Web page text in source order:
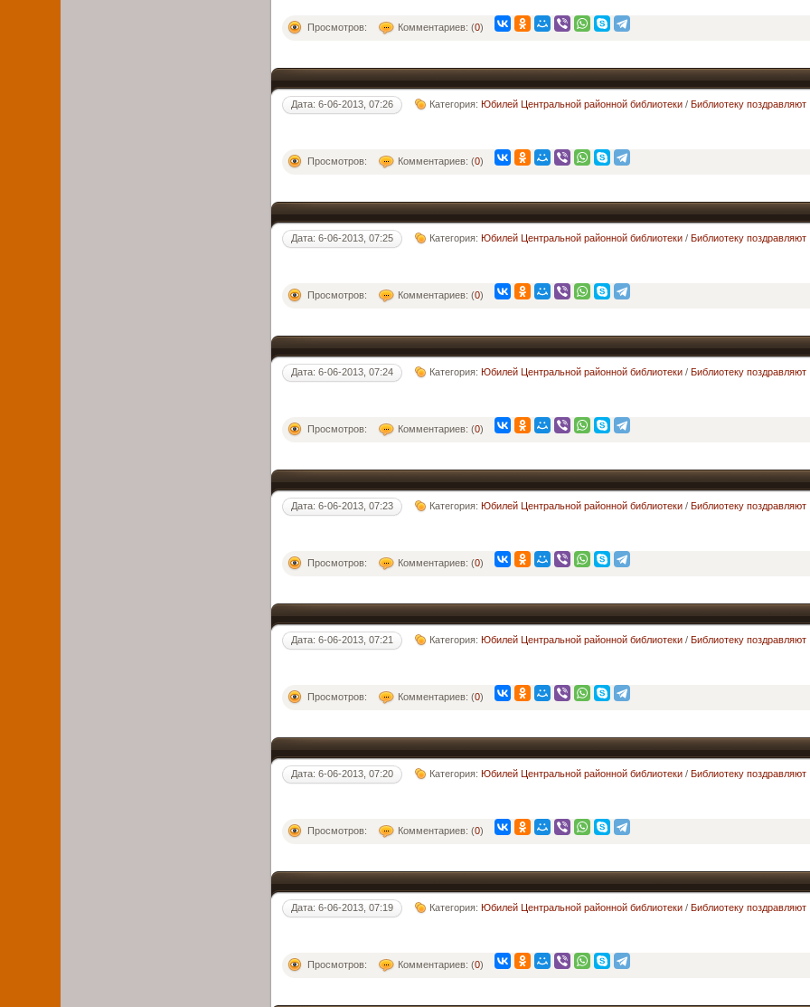
Просмотров: Комментариев: (0)
Дата: 6-06-2013, 07:26 Категория:Юбилей Центральной районной библиотеки /Библиотеку поздравляют
Просмотров: Комментариев: (0)
Дата: 6-06-2013, 07:25 Категория:Юбилей Центральной районной библиотеки /Библиотеку поздравляют
Просмотров: Комментариев: (0)
Дата: 6-06-2013, 07:24 Категория:Юбилей Центральной районной библиотеки /Библиотеку поздравляют
Просмотров: Комментариев: (0)
Дата: 6-06-2013, 07:23 Категория:Юбилей Центральной районной библиотеки /Библиотеку поздравляют
Просмотров: Комментариев: (0)
Дата: 6-06-2013, 07:21 Категория:Юбилей Центральной районной библиотеки /Библиотеку поздравляют
Просмотров: Комментариев: (0)
Дата: 6-06-2013, 07:20 Категория:Юбилей Центральной районной библиотеки /Библиотеку поздравляют
Просмотров: Комментариев: (0)
Дата: 6-06-2013, 07:19 Категория:Юбилей Центральной районной библиотеки /Библиотеку поздравляют
Просмотров: Комментариев: (0)